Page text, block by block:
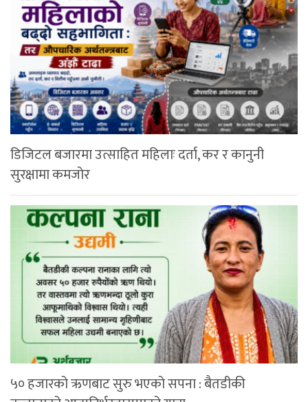
डिजिटल बजारमा उत्साहित महिलाः दर्ता, कर र कानुनी
सुरक्षामा कमजोर
५० हजारको ऋणबाट सुरु भएको सपना : बैतडीकी